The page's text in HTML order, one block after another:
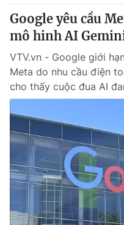
Tư vấn
Chuyên mục khác
Emagazine
Photo
Video
VTV Money
VTV Sức khoẻ
Google yêu cầu
mô hinh AI
VTV.vn - Google giới
Meta do nhu cầu điện
cho thấy cuộc đua AI